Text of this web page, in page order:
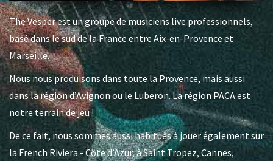
The Vesper est un groupe de musiciens live professionnels,
basé dans le sud de la France entre Aix-en-Provence et
Marseille.
Nous nous produisons dans toute la Provence, mais aussi
dans la région d’Avignon ou le Luberon. La région PACA est
notre terrain de jeu !
De ce fait, nous sommes aussi habitués à jouer également sur
la French Riviera - Côte d’Azur, à Saint Tropez, Cannes,